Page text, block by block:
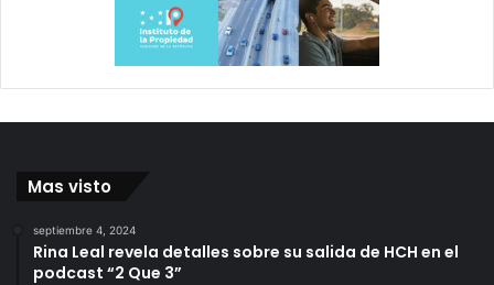
Mas visto
septiembre 4, 2024
Rina Leal revela detalles sobre su salida de HCH en el
podcast “2 Que 3”